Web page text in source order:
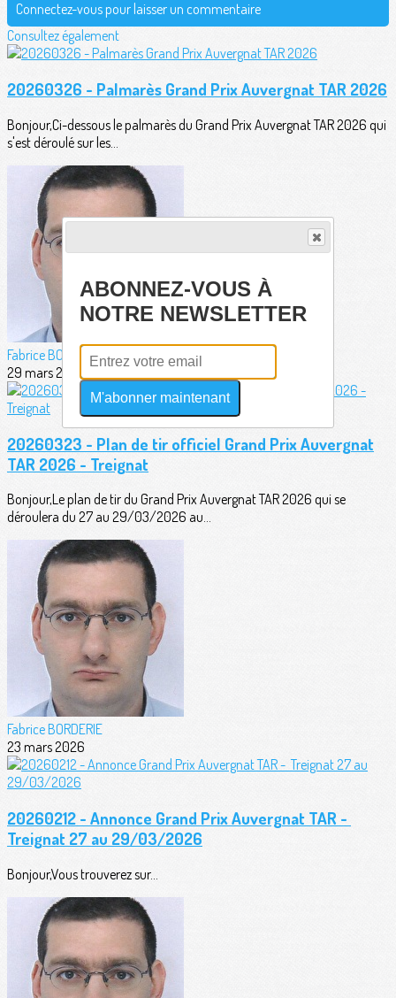
Connectez-vous pour laisser un commentaire
Consultez également
20260326 - Palmarès Grand Prix Auvergnat TAR 2026
Bonjour,Ci-dessous le palmarès du Grand Prix Auvergnat TAR 2026 qui
s'est déroulé sur les...
Fabrice BORDERIE
29 mars 2026
20260323 - Plan de tir officiel Grand Prix Auvergnat
TAR 2026 - Treignat
Bonjour,Le plan de tir du Grand Prix Auvergnat TAR 2026 qui se
déroulera du 27 au 29/03/2026 au...
Fabrice BORDERIE
23 mars 2026
20260212 - Annonce Grand Prix Auvergnat TAR -
Treignat 27 au 29/03/2026
Bonjour,Vous trouverez sur...
ABONNEZ-VOUS À
NOTRE NEWSLETTER
M'abonner maintenant